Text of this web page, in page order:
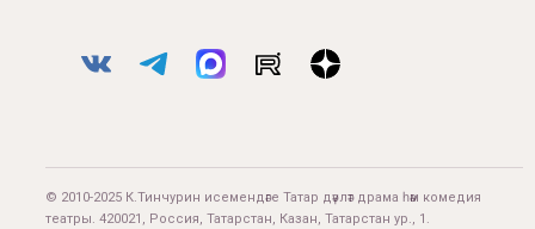
© 2010-2025 К.Тинчурин исемендәге Татар дәүләт драма һәм комедия
театры. 420021, Россия, Татарстан, Казан, Татарстан ур., 1.